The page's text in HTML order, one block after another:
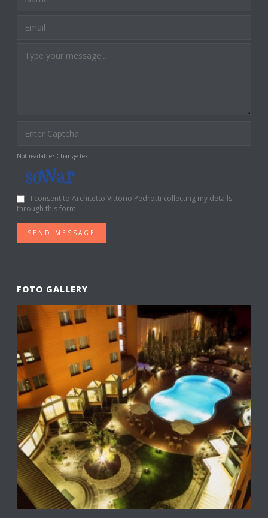
Not readable? Change text.
I consent to Architetto Vittorio Pedrotti collecting my details
through this form.
SEND MESSAGE
FOTO GALLERY